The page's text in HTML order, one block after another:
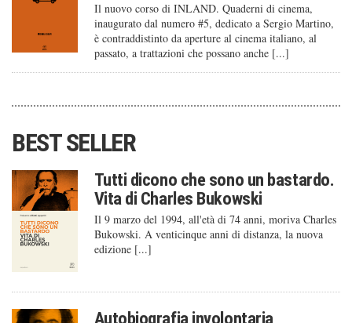
Il nuovo corso di INLAND. Quaderni di cinema,
inaugurato dal numero #5, dedicato a Sergio Martino,
è contraddistinto da aperture al cinema italiano, al
passato, a trattazioni che possano anche [...]
BEST SELLER
Tutti dicono che sono un bastardo.
Vita di Charles Bukowski
Il 9 marzo del 1994, all'età di 74 anni, moriva Charles
Bukowski. A venticinque anni di distanza, la nuova
edizione [...]
Autobiografia involontaria